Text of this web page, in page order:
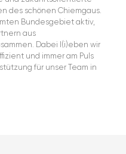
des schönen Chiemgaus.
Bundesgebiet aktiv,
aus
Dabei l(i)eben wir
und immer am Puls
für unser Team in